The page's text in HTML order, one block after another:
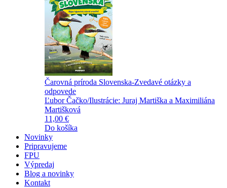
Čarovná príroda Slovenska-Zvedavé otázky a
odpovede
Ľubor Čačko/Ilustrácie: Juraj Martiška a Maximiliána
Martišková
11,00 €
Do košíka
Novinky
Pripravujeme
FPU
Výpredaj
Blog a novinky
Kontakt